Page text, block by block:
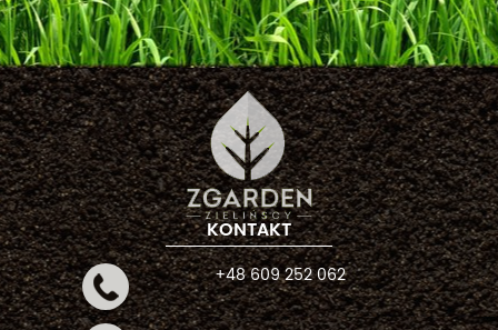
KONTAKT
+48 609 252 062